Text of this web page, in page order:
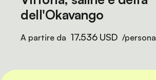
dell'Okavango
A partire da 17.536 USD /persona